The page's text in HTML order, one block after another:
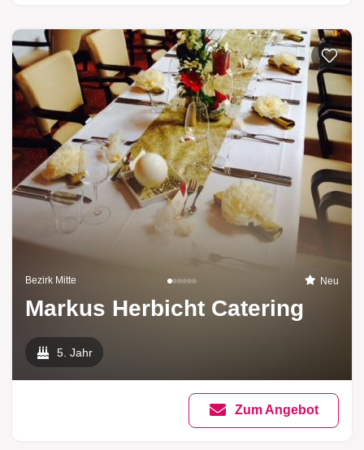
Zur
Bezirk Mitte Neu
Markus Herbicht Catering
5. Jahr
Zum Angebot